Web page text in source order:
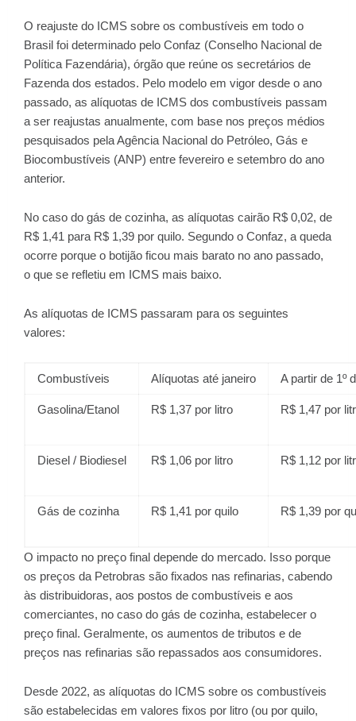
O reajuste do ICMS sobre os combustíveis em todo o
Brasil foi determinado pelo Confaz (Conselho Nacional de
Política Fazendária), órgão que reúne os secretários de
Fazenda dos estados. Pelo modelo em vigor desde o ano
passado, as alíquotas de ICMS dos combustíveis passam
a ser reajustas anualmente, com base nos preços médios
pesquisados pela Agência Nacional do Petróleo, Gás e
Biocombustíveis (ANP) entre fevereiro e setembro do ano
anterior.
No caso do gás de cozinha, as alíquotas cairão R$ 0,02, de
R$ 1,41 para R$ 1,39 por quilo. Segundo o Confaz, a queda
ocorre porque o botijão ficou mais barato no ano passado,
o que se refletiu em ICMS mais baixo.
As alíquotas de ICMS passaram para os seguintes
valores:
Combustíveis Alíquotas até janeiro A partir de 1º
Gasolina/Etanol R$ 1,37 por litro R$ 1,47 por
Diesel / Biodiesel R$ 1,06 por litro R$ 1,12 por
Gás de cozinha R$ 1,41 por quilo R$ 1,39 por
O impacto no preço final depende do mercado. Isso porque
os preços da Petrobras são fixados nas refinarias, cabendo
às distribuidoras, aos postos de combustíveis e aos
comerciantes, no caso do gás de cozinha, estabelecer o
preço final. Geralmente, os aumentos de tributos e de
preços nas refinarias são repassados aos consumidores.
Desde 2022, as alíquotas do ICMS sobre os combustíveis
são estabelecidas em valores fixos por litro (ou por quilo,